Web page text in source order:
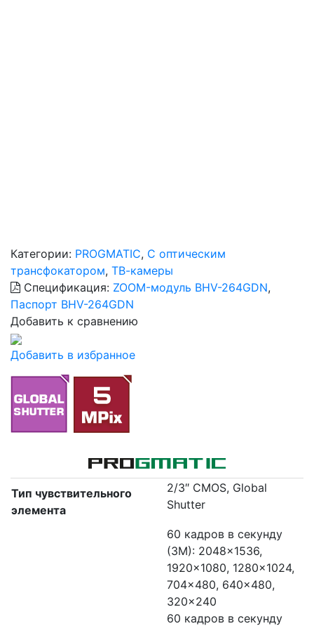
Категории: PROGMATIC, С оптическим
трансфокатором, ТВ-камеры
Спецификация: ZOOM-модуль BHV-264GDN,
Паспорт BHV-264GDN
Добавить к сравнению
Добавить в избранное
Тип чувствительного
элемента
2/3″ CMOS, Global
Shutter
60 кадров в секунду
(3M): 2048×1536,
1920×1080, 1280×1024,
704×480, 640×480,
320×240
60 кадров в секунду